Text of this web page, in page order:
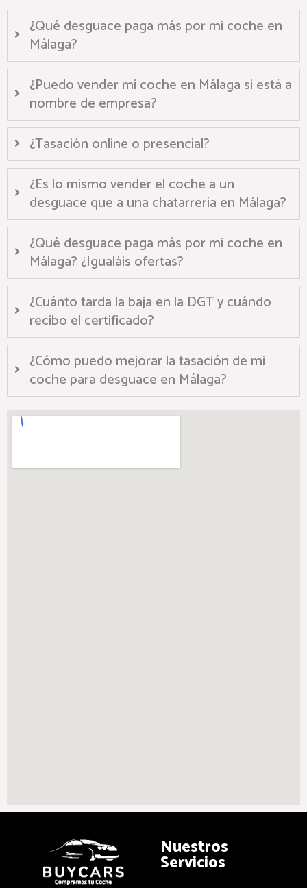
¿Qué desguace paga más por mi coche en
Málaga?
¿Puedo vender mi coche en Málaga si está a
nombre de empresa?
¿Tasación online o presencial?
¿Es lo mismo vender el coche a un
desguace que a una chatarrería en Málaga?
¿Qué desguace paga más por mi coche en
Málaga? ¿Igualáis ofertas?
¿Cuánto tarda la baja en la DGT y cuándo
recibo el certificado?
¿Cómo puedo mejorar la tasación de mi
coche para desguace en Málaga?
Nuestros
Servicios